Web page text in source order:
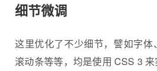
细节微调
这里优化了不少细节，譬如字体
滚动条等等，均是使用 CSS 3